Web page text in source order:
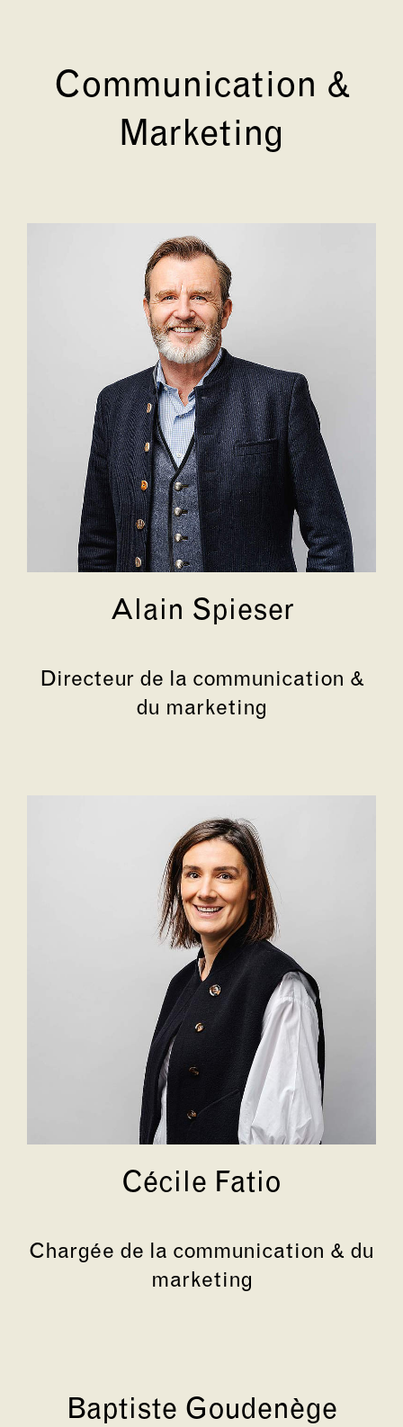
Communication &
Marketing
Alain Spieser
Directeur de la communication &
du marketing
Cécile Fatio
Chargée de la communication & du
marketing
Baptiste Goudenège